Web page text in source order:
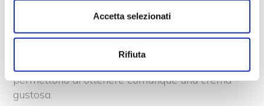
Accetta selezionati
Rifiuta
Posso usare asparagi surgelati?
Certamente. Gli asparagi surgelati
rappresentano una valida alternativa quando
permettono di ottenere comunque una crema
gustosa.